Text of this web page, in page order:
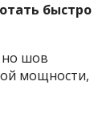
быстро
но шов
мощности,